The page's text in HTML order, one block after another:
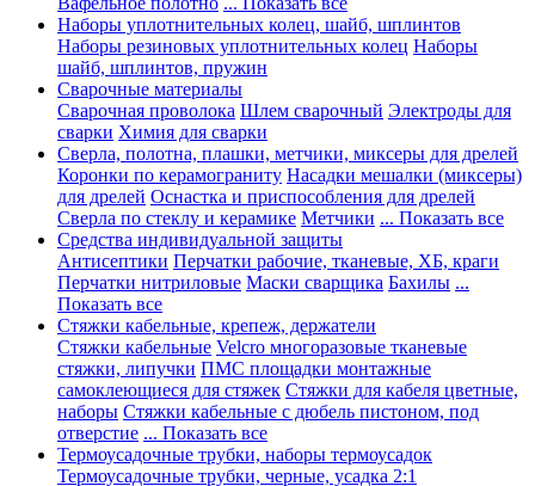
Наборы уплотнительных колец, шайб, шплинтов
Наборы резиновых уплотнительных колец Наборы
шайб, шплинтов, пружин
Сварочные материалы
Сварочная проволока Шлем сварочный Электроды для
сварки Химия для сварки
Сверла, полотна, плашки, метчики, миксеры для дрелей
Коронки по керамограниту Насадки мешалки (миксеры)
для дрелей Оснастка и приспособления для дрелей
Сверла по стеклу и керамике Метчики ... Показать все
Средства индивидуальной защиты
Антисептики Перчатки рабочие, тканевые, ХБ, краги
Перчатки нитриловые Маски сварщика Бахилы ...
Показать все
Стяжки кабельные, крепеж, держатели
Стяжки кабельные Velcro многоразовые тканевые
стяжки, липучки ПМС площадки монтажные
самоклеющиеся для стяжек Стяжки для кабеля цветные,
наборы Стяжки кабельные с дюбель пистоном, под
отверстие ... Показать все
Термоусадочные трубки, наборы термоусадок
Термоусадочные трубки, черные, усадка 2:1